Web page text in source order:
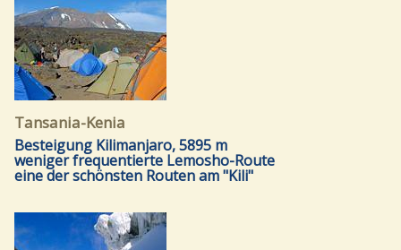
Tansania-Kenia
Besteigung Kilimanjaro, 5895 m
weniger frequentierte Lemosho-Route
eine der schönsten Routen am "Kili"